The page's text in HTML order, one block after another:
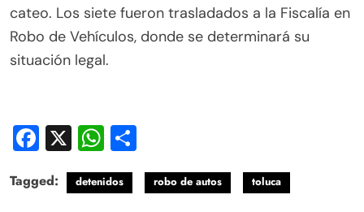
cateo. Los siete fueron trasladados a la Fiscalía en
Robo de Vehículos, donde se determinará su
situación legal.
Facebook
X WhatsApp
Tagged: detenidos robo de autos toluca